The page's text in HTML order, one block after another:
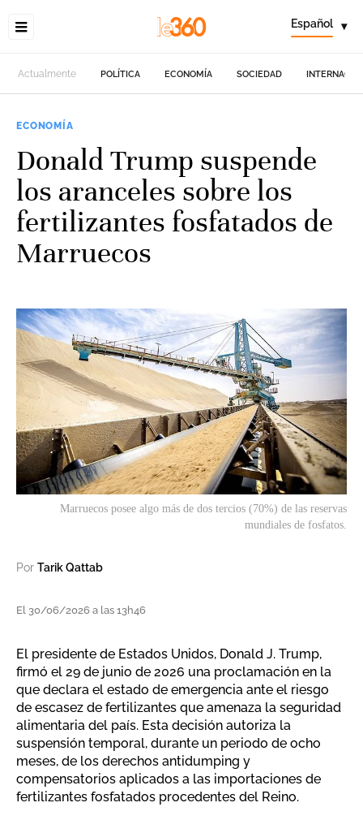
Español ▾
Actualmente POLÍTICA ECONOMÍA SOCIEDAD
ECONOMÍA
Donald Trump suspende
los aranceles sobre los
fertilizantes fosfatados de
Marruecos
Marruecos posee algo más de dos tercios (70%) de las reservas
mundiales de fosfatos.
Por Tarik Qattab
El 30/06/2026 a las 13h46
El presidente de Estados Unidos, Donald J. Trump,
firmó el 29 de junio de 2026 una proclamación en la
que declara el estado de emergencia ante el riesgo
de escasez de fertilizantes que amenaza la seguridad
alimentaria del país. Esta decisión autoriza la
suspensión temporal, durante un periodo de ocho
meses, de los derechos antidumping y
compensatorios aplicados a las importaciones de
fertilizantes fosfatados procedentes del Reino.